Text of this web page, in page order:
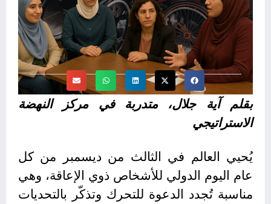
بقلم آية جلال، متدربة في مركز النهضة
الاستراتيجي
يُحيي العالم في الثالث من ديسمبر من كل
عام اليوم الدولي للأشخاص ذوي الإعاقة، وهي
مناسبة تُجدد الدعوة للتحرك وتذكّر بالتحديات